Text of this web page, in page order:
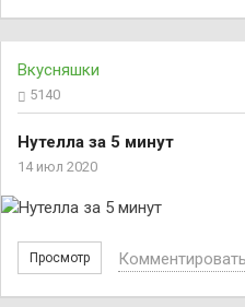
Вкусняшки
5140
Нутелла за 5 минут
14 июл 2020
Просмотр Комментировать